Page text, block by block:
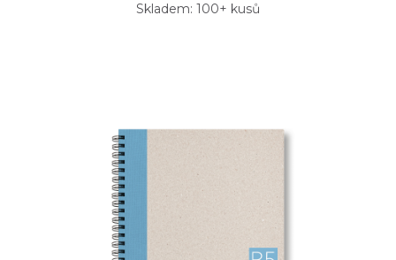
Skladem: 100+ kusů